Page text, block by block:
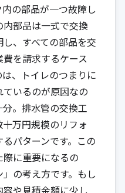
の部品が一つ故障し
部品は一式で交換
、すべての部品を交
を請求するケース
、トイレのつまりに
いるのが原因なの
。排水管の交換工
万円規模のリフォ
パターンです。この
に重要になるの
の考え方です。もし
や見積金額に少し